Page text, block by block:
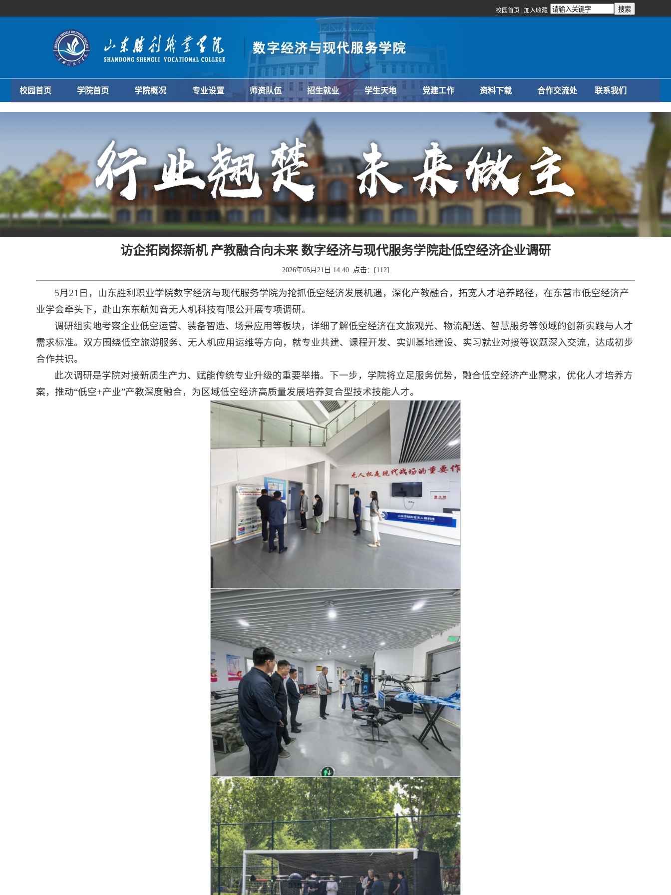
校园首页 加入收藏
校园首页 学院首页 学院概况 专业设置 师资队伍 招生就业 学生天地 党建工作 资料下载 合作交流处 联系我们
访企拓岗探新机 产教融合向未来 数字经济与现代服务学院赴低空经济企业调研
2026年05月21日 14:40 点击：[112]
5月21日，山东胜利职业学院数字经济与现代服务学院为抢抓低空经济发展机遇，深化产教融合，拓宽人才培养路径，在东营市低空经济产
业学会牵头下，赴山东东航知音无人机科技有限公开展专项调研。
调研组实地考察企业低空运营、装备智造、场景应用等板块，详细了解低空经济在文旅观光、物流配送、智慧服务等领域的创新实践与人才
需求标准。双方围绕低空旅游服务、无人机应用运维等方向，就专业共建、课程开发、实训基地建设、实习就业对接等议题深入交流，达成初步
合作共识。
此次调研是学院对接新质生产力、赋能传统专业升级的重要举措。下一步，学院将立足服务优势，融合低空经济产业需求，优化人才培养方
案，推动“低空+产业”产教深度融合，为区域低空经济高质量发展培养复合型技术技能人才。